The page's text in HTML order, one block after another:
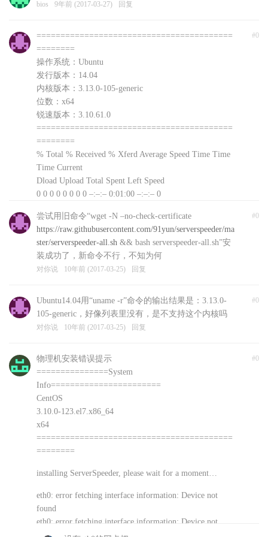
bios 9年前 (2017-03-27) 回复
#0
=========================================
========
操作系统：Ubuntu
发行版本：14.04
内核版本：3.13.0-105-generic
位数：x64
锐速版本：3.10.61.0
=========================================
========
% Total % Received % Xferd Average Speed Time Time
Time Current
Dload Upload Total Spent Left Speed
0 0 0 0 0 0 0 0 –:–:– 0:01:00 –:–:– 0
文件下载失败，自动退出，可以前往
http://www.91yun.org/serverspeeder91yun手动下载安装
包
对你说 10年前 (2017-03-25) 回复
#0
尝试用旧命令“wget -N –no-check-certificate
https://raw.githubusercontent.com/91yun/serverspeeder/ma
ster/serverspeeder-all.sh && bash serverspeeder-all.sh”安
装成功了，新命令不行，不知为何
对你说 10年前 (2017-03-25) 回复
#0
Ubuntu14.04用“uname -r”命令的输出结果是：3.13.0-
105-generic，好像列表里没有，是不支持这个内核吗
对你说 10年前 (2017-03-25) 回复
#0
物理机安装错误提示
===============System
Info=======================
CentOS
3.10.0-123.el7.x86_64
x64
=========================================
========
installing ServerSpeeder, please wait for a moment…
eth0: error fetching interface information: Device not
found
eth0: error fetching interface information: Device not
found